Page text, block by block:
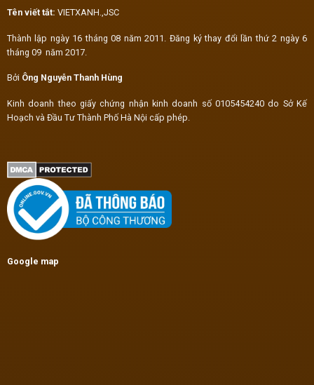
Tên viết tắt: VIETXANH.,JSC
Thành lập ngày 16 tháng 08 năm 2011. Đăng ký thay đổi lần thứ 2 ngày 6
tháng 09 năm 2017.
Bởi Ông Nguyễn Thanh Hùng
Kinh doanh theo giấy chứng nhận kinh doanh số 0105454240 do Sở Kế
Hoạch và Đầu Tư Thành Phố Hà Nội cấp phép.
Google map